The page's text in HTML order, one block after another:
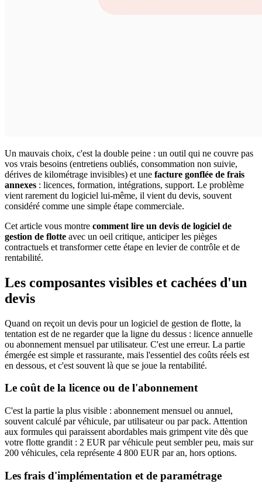
Un mauvais choix, c'est la double peine : un outil qui ne couvre pas
vos vrais besoins (entretiens oubliés, consommation non suivie,
dérives de kilométrage invisibles) et une facture gonflée de frais
annexes : licences, formation, intégrations, support. Le problème
vient rarement du logiciel lui-même, il vient du devis, souvent
considéré comme une simple étape commerciale.
Cet article vous montre comment lire un devis de logiciel de
gestion de flotte avec un oeil critique, anticiper les pièges
contractuels et transformer cette étape en levier de contrôle et de
rentabilité.
Les composantes visibles et cachées d'un
devis
Quand on reçoit un devis pour un logiciel de gestion de flotte, la
tentation est de ne regarder que la ligne du dessus : licence annuelle
ou abonnement mensuel par utilisateur. C'est une erreur. La partie
émergée est simple et rassurante, mais l'essentiel des coûts réels est
en dessous, et c'est souvent là que se joue la rentabilité.
Le coût de la licence ou de l'abonnement
C'est la partie la plus visible : abonnement mensuel ou annuel,
souvent calculé par véhicule, par utilisateur ou par pack. Attention
aux formules qui paraissent abordables mais grimpent vite dès que
votre flotte grandit : 2 EUR par véhicule peut sembler peu, mais sur
200 véhicules, cela représente 4 800 EUR par an, hors options.
Les frais d'implémentation et de paramétrage